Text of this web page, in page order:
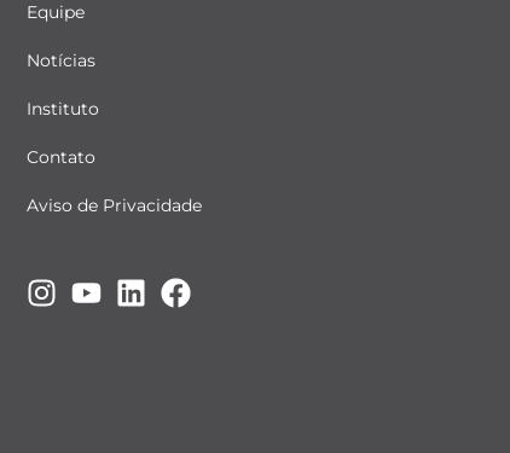
Equipe
Notícias
Instituto
Contato
Aviso de Privacidade